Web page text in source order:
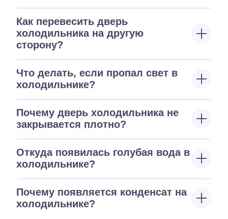
Как перевесить дверь
холодильника на другую
сторону?
Что делать, если пропал свет в
холодильнике?
Почему дверь холодильника не
закрывается плотно?
Откуда появилась голубая вода в
холодильнике?
Почему появляется конденсат на
холодильнике?